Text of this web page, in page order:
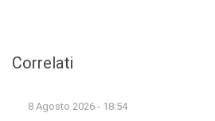
Correlati
8 Agosto 2026 - 18:54